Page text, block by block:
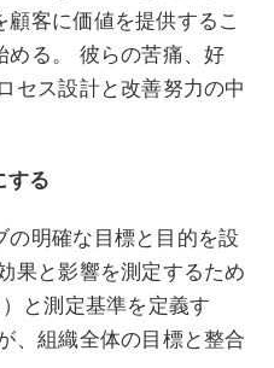
客に価値を提供するこ
める。 彼らの苦痛、好
セス設計と改善努力の中
する
の明確な目標と目的を設
果と影響を測定するため
と測定基準を定義す
、組織全体の目標と整合